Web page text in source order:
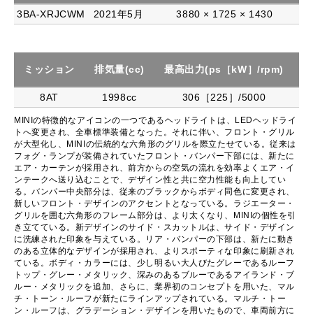
3BA-XRJCWM 2021年5月 3880 × 1725 × 1430
ミッション 排気量(cc) 最高出力(ps［kW］/rpm)
8AT 1998cc 306［225］/5000
MINIの特徴的なアイコンの一つであるヘッドライトは、LEDヘッドライ
トへ変更され、全車標準装備となった。それに伴い、フロント・グリル
が大型化し、MINIの伝統的な六角形のグリルを際立たせている。従来は
フォグ・ランプが装備されていたフロント・バンパー下部には、新たに
エア・カーテンが採用され、前方からの空気の流れを効率よくエア・イ
ンテークへ送り込むことで、デザイン性と共に空力性能も向上してい
る。バンパー中央部分は、従来のブラックからボディ同色に変更され、
新しいフロント・デザインのアクセントとなっている。ラジエーター・
グリルを囲む六角形のフレーム部分は、より太くなり、MINIの個性を引
き立てている。新デザインのサイド・スカットルは、サイド・デザイン
に洗練された印象を与えている。リア・バンパーの下部は、新たに動き
のある立体的なデザインが採用され、よりスポーティな印象に刷新され
ている。ボディ・カラーには、少し明るい大人びたグレーであるルーフ
トップ・グレー・メタリック、深みのあるブルーであるアイランド・ブ
ルー・メタリックを追加、さらに、業界初のコンセプトを用いた、マル
チ・トーン・ルーフが新たにラインアップされている。マルチ・トー
ン・ルーフは、グラデーション・デザインを用いたもので、車両前方に